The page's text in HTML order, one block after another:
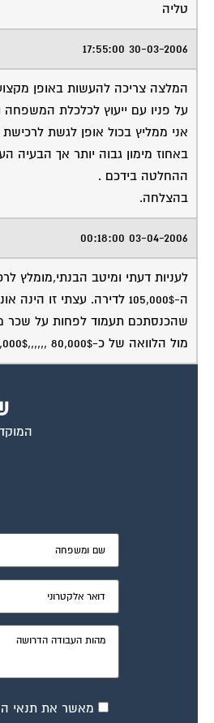
טליה
30-03-2006 17:55:00
המלצה צריכה להעשות באופן
על פניו עם ייעוץ לכלכלת המשפחה
באחוז מימון גבוה יותר אך הבעיה
ההחלטה בידכם .
בהצלחה.
03-04-2006 00:18:00
לעניות דעתי ומיטב הבנתי,מומלץ
ה-105,000$ לדירה. עצתי
מול הלוואה של כ-80,000$ ,,,,,,80,000$ +25,500 $(הון אישי)=105,000$
מאשר את תנאי